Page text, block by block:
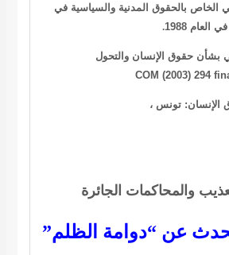
الخاص بالحقوق المدنية والسياسية في
العام 1988
.
بشأن حقوق الإنسان والتحول
COM (2003) 294
الإنسان: تونس ،
والمحاكمات الجائرة
عن “دوامة الظلم”